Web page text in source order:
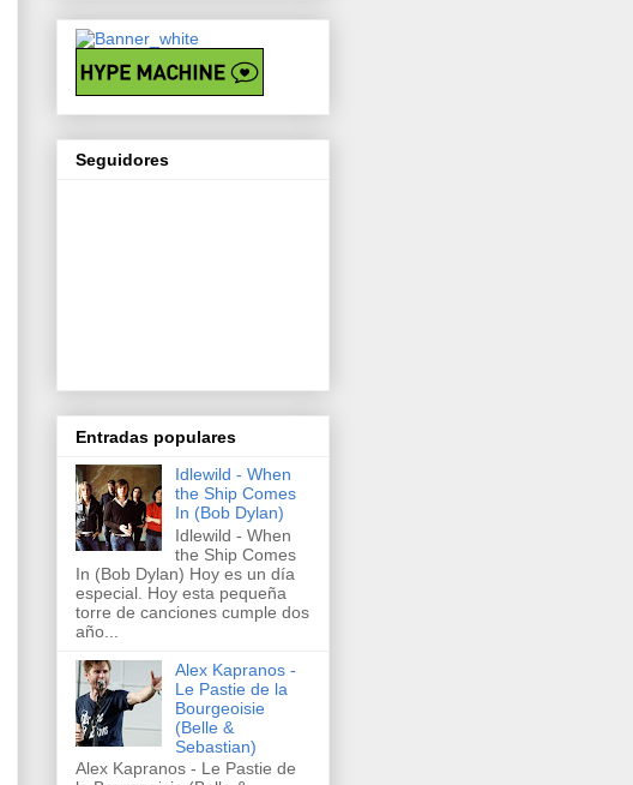
Seguidores
Entradas populares
Idlewild - When
the Ship Comes
In (Bob Dylan)
Idlewild - When
the Ship Comes
In (Bob Dylan) Hoy es un día
especial. Hoy esta pequeña
torre de canciones cumple dos
año...
Alex Kapranos -
Le Pastie de la
Bourgeoisie
(Belle &
Sebastian)
Alex Kapranos - Le Pastie de